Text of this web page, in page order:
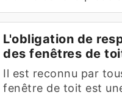
L'obligation de
des fenêtres de
Il est reconnu par
fenêtre de toit est